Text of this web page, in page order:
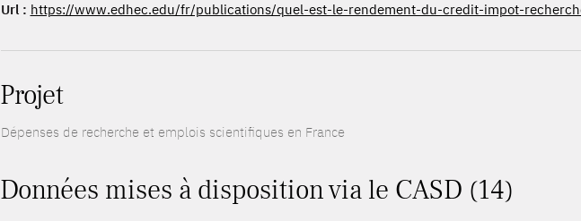
Url : https://www.edhec.edu/fr/publications/quel-est-le-rendement-du-credit-impot-
Projet
Dépenses de recherche et emplois scientifiques en France
Données mises à disposition via le CASD (14)